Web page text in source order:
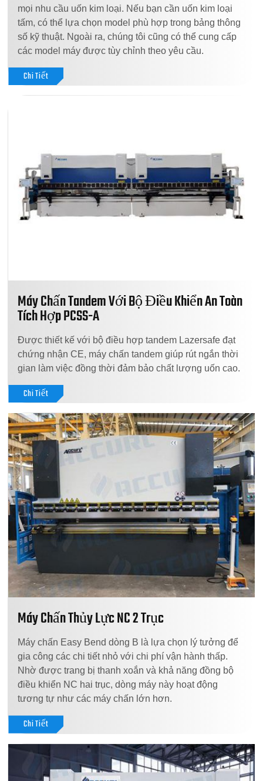
mọi nhu cầu uốn kim loại. Nếu bạn cần uốn kim loại
tấm, có thể lựa chọn model phù hợp trong bảng thông
số kỹ thuật. Ngoài ra, chúng tôi cũng có thể cung cấp
các model máy được tùy chỉnh theo yêu cầu.
Chi Tiết
Máy Chấn Tandem Với Bộ Điều Khiển An Toàn
Tích Hợp PCSS-A
Được thiết kế với bộ điều hợp tandem Lazersafe đạt
chứng nhận CE, máy chấn tandem giúp rút ngắn thời
gian làm việc đồng thời đảm bảo chất lượng uốn cao.
Chi Tiết
Máy Chấn Thủy Lực NC 2 Trục
Máy chấn Easy Bend dòng B là lựa chọn lý tưởng để
gia công các chi tiết nhỏ với chi phí vận hành thấp.
Nhờ được trang bị thanh xoắn và khả năng đồng bộ
điều khiển NC hai trục, dòng máy này hoạt động
tương tự như các máy chấn lớn hơn.
Chi Tiết